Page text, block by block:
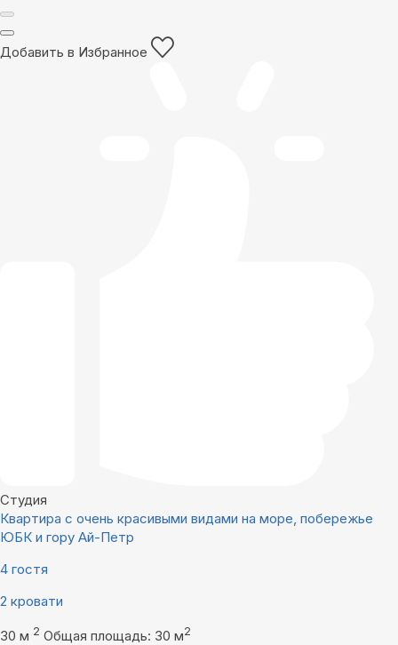
Добавить в Избранное
Студия
Квартира с очень красивыми видами на море, побережье
ЮБК и гору Ай-Петр
4 гостя
2 кровати
30 м 2 Общая площадь: 30 м2